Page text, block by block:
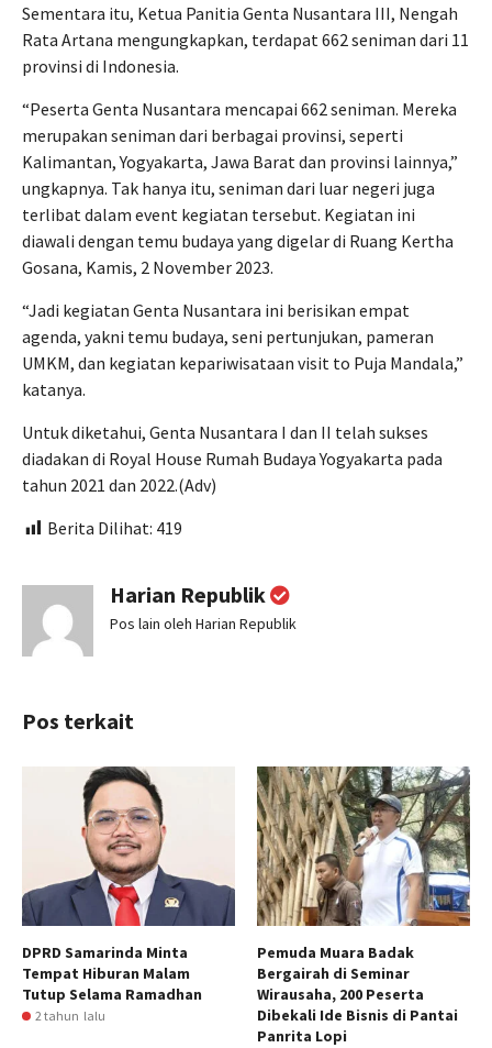
Sementara itu, Ketua Panitia Genta Nusantara III, Nengah
Rata Artana mengungkapkan, terdapat 662 seniman dari 11
provinsi di Indonesia.
“Peserta Genta Nusantara mencapai 662 seniman. Mereka
merupakan seniman dari berbagai provinsi, seperti
Kalimantan, Yogyakarta, Jawa Barat dan provinsi lainnya,”
ungkapnya. Tak hanya itu, seniman dari luar negeri juga
terlibat dalam event kegiatan tersebut. Kegiatan ini
diawali dengan temu budaya yang digelar di Ruang Kertha
Gosana, Kamis, 2 November 2023.
“Jadi kegiatan Genta Nusantara ini berisikan empat
agenda, yakni temu budaya, seni pertunjukan, pameran
UMKM, dan kegiatan kepariwisataan visit to Puja Mandala,”
katanya.
Untuk diketahui, Genta Nusantara I dan II telah sukses
diadakan di Royal House Rumah Budaya Yogyakarta pada
tahun 2021 dan 2022.(Adv)
Berita Dilihat: 419
Harian Republik
Pos lain oleh Harian Republik
Pos terkait
DPRD Samarinda Minta
Tempat Hiburan Malam
Tutup Selama Ramadhan
2 tahun lalu
Pemuda Muara Badak
Bergairah di Seminar
Wirausaha, 200 Peserta
Dibekali Ide Bisnis di Pantai
Panrita Lopi